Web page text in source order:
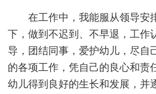
在工作中，我能服从领导安
下，做到不迟到、不早退，工作
导，团结同事，爱护幼儿，尽自
的各项工作，凭自己的良心和责
幼儿得到良好的生长和发展，并